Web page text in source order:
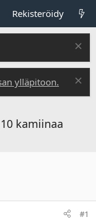
Rekisteröidy
ylläpitoon.
kamiinaa
#1